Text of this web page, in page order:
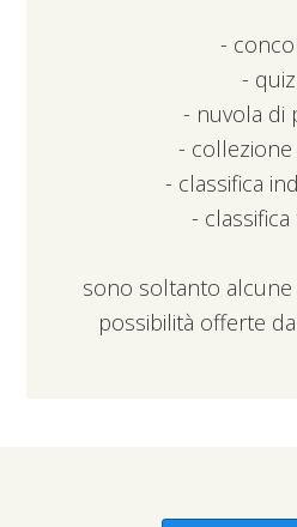
-
- quiz
- nuvola di
- collezione
- classifica
- classifica
sono soltanto
possibilità offerte